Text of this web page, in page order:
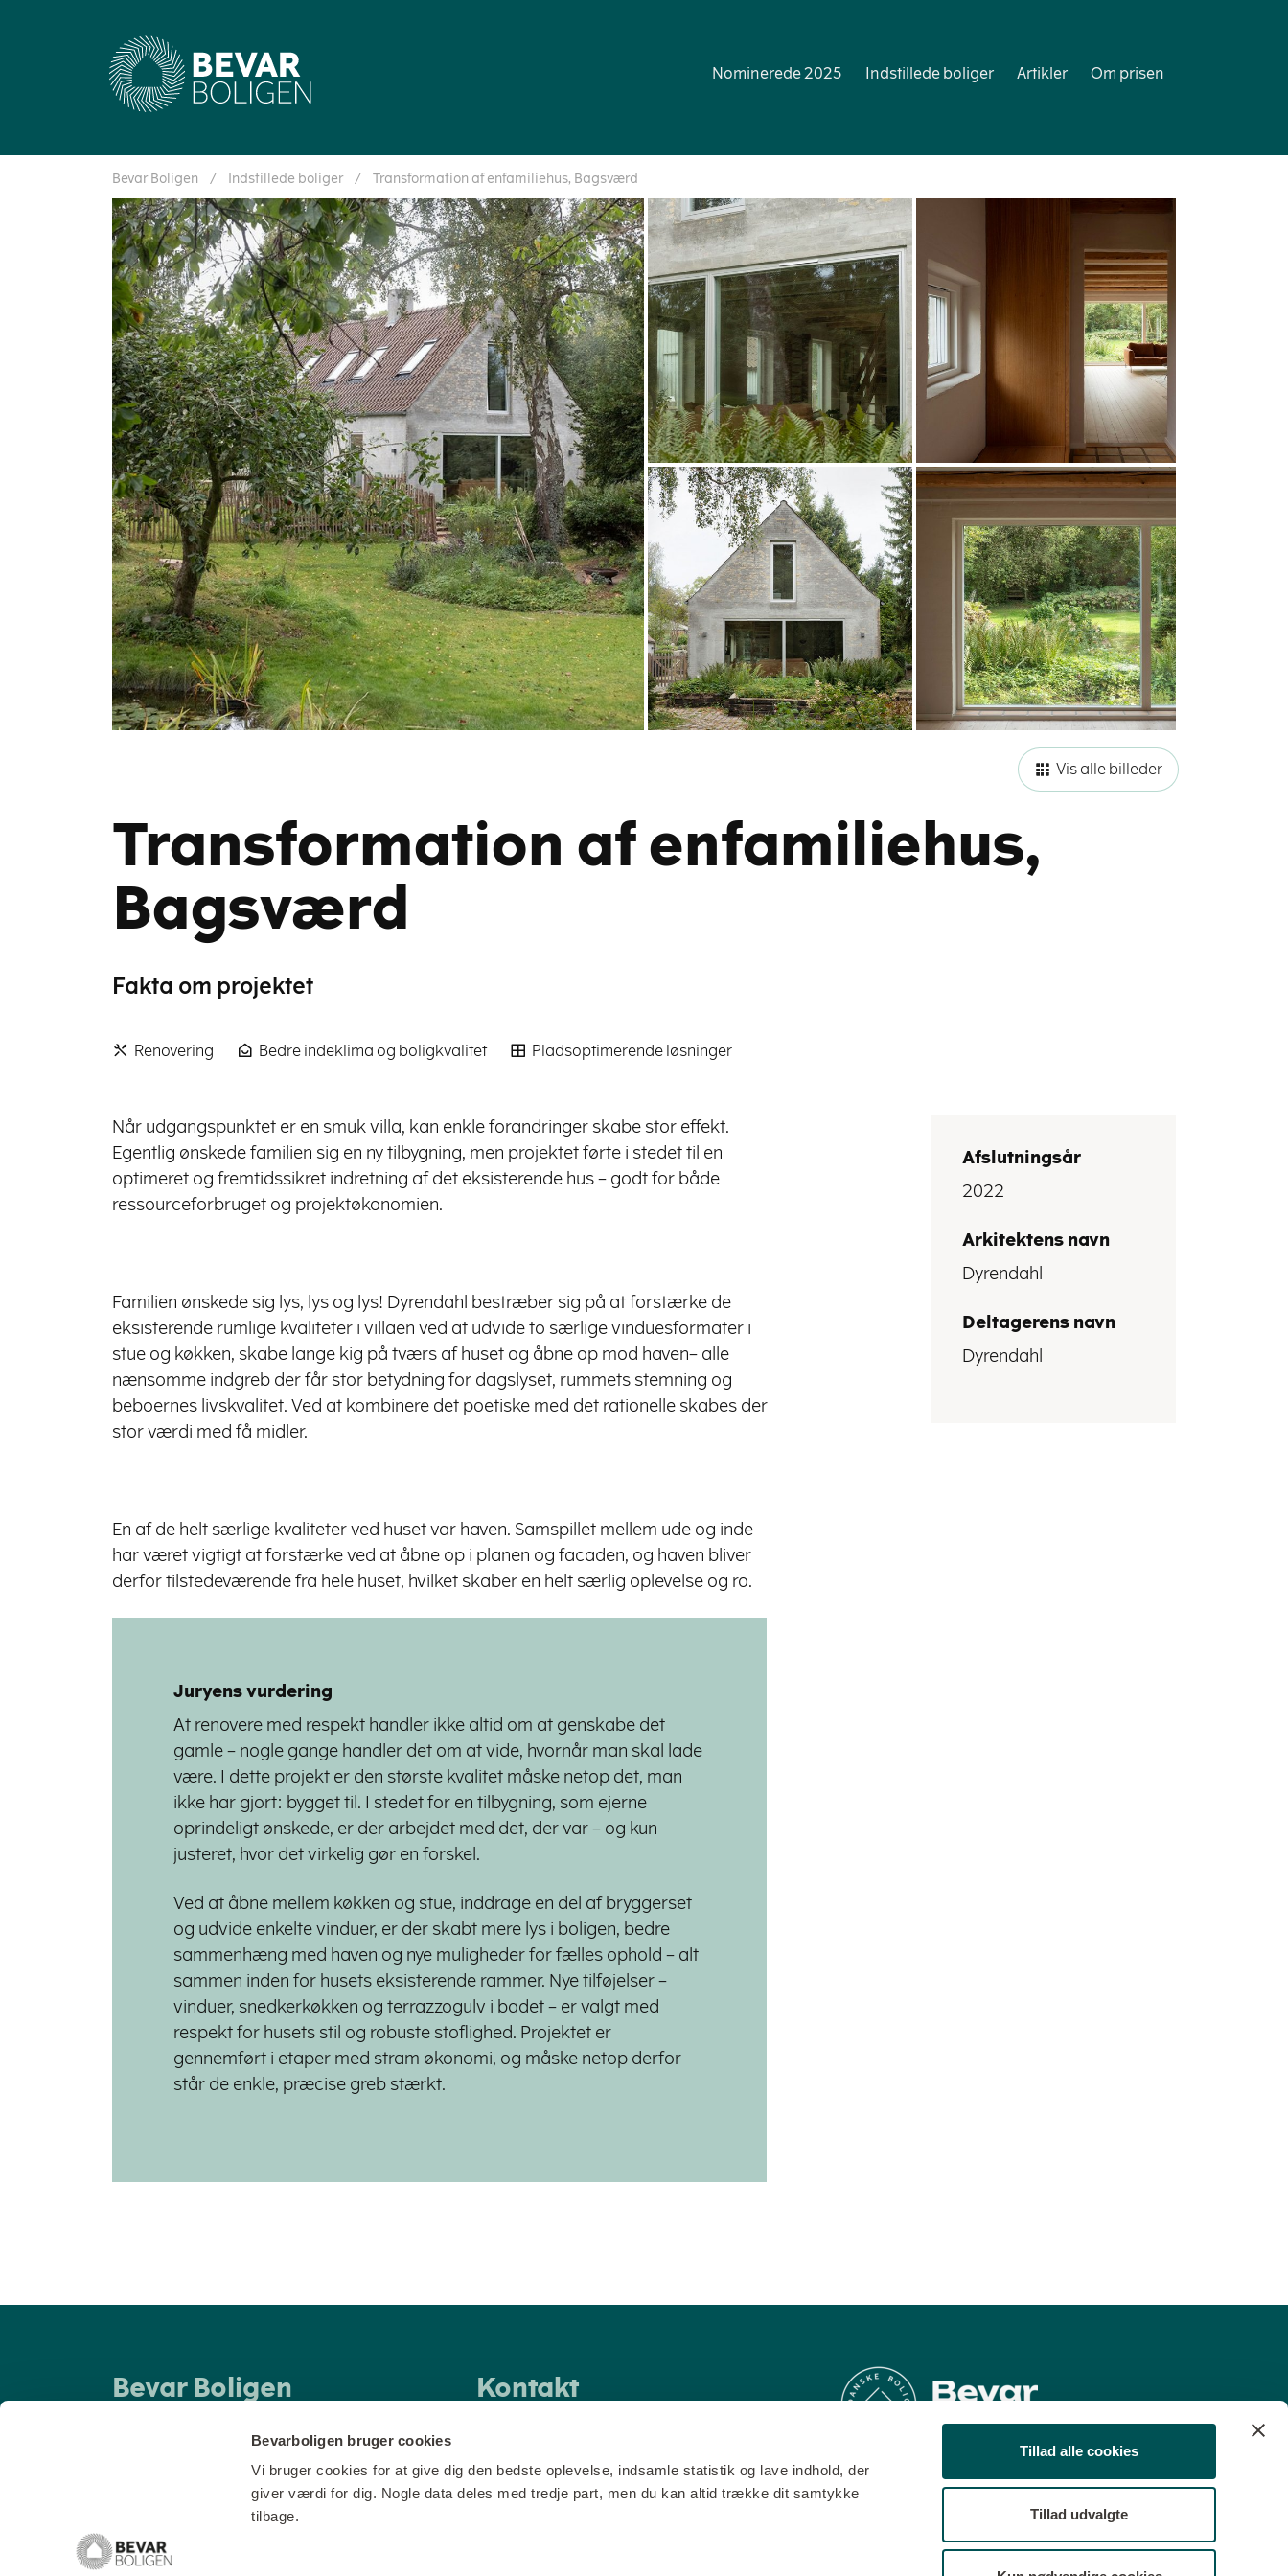
Bevarboligen bruger cookies
Vi bruger cookies for at give dig den bedste oplevelse, indsamle statistik og lave indhold, der
giver værdi for dig. Nogle data deles med tredje part, men du kan altid trække dit samtykke
tilbage.
Tillad alle cookies
Tillad udvalgte
Nominerede 2025 Indstillede boliger Artikler Om prisen
Bevar Boligen / Indstillede boliger / Transformation af enfamiliehus, Bagsværd
Transformation af enfamiliehus,
Bagsværd
Fakta om projektet
Renovering Bedre indeklima og boligkvalitet Pladsoptimerende løsninger
Vis alle billeder
Når udgangspunktet er en smuk villa, kan enkle forandringer skabe stor effekt.
Egentlig ønskede familien sig en ny tilbygning, men projektet førte i stedet til en
optimeret og fremtidssikret indretning af det eksisterende hus – godt for både
ressourceforbruget og projektøkonomien.
Familien ønskede sig lys, lys og lys! Dyrendahl bestræber sig på at forstærke de
eksisterende rumlige kvaliteter i villaen ved at udvide to særlige vinduesformater i
stue og køkken, skabe lange kig på tværs af huset og åbne op mod haven– alle
nænsomme indgreb der får stor betydning for dagslyset, rummets stemning og
beboernes livskvalitet. Ved at kombinere det poetiske med det rationelle skabes der
stor værdi med få midler.
En af de helt særlige kvaliteter ved huset var haven. Samspillet mellem ude og inde
har været vigtigt at forstærke ved at åbne op i planen og facaden, og haven bliver
derfor tilstedeværende fra hele huset, hvilket skaber en helt særlig oplevelse og ro.
Juryens vurdering
At renovere med respekt handler ikke altid om at genskabe det
gamle – nogle gange handler det om at vide, hvornår man skal lade
være. I dette projekt er den største kvalitet måske netop det, man
ikke har gjort: bygget til. I stedet for en tilbygning, som ejerne
oprindeligt ønskede, er der arbejdet med det, der var – og kun
justeret, hvor det virkelig gør en forskel.
Ved at åbne mellem køkken og stue, inddrage en del af bryggerset
og udvide enkelte vinduer, er der skabt mere lys i boligen, bedre
sammenhæng med haven og nye muligheder for fælles ophold – alt
sammen inden for husets eksisterende rammer. Nye tilføjelser –
vinduer, snedkerkøkken og terrazzogulv i badet – er valgt med
respekt for husets stil og robuste stoflighed. Projektet er
gennemført i etaper med stram økonomi, og måske netop derfor
står de enkle, præcise greb stærkt.
Afslutningsår
2022
Arkitektens navn
Dyrendahl
Deltagerens navn
Dyrendahl
Bevar Boligen Kontakt
Følg os Mediepartner